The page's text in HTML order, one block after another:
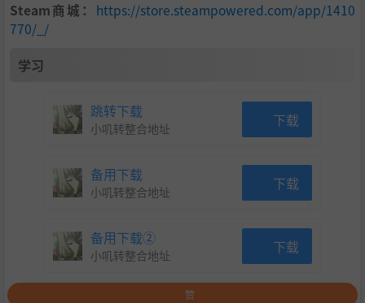
Steam商城： https://store.steampowered.com/app/1410
770/_/
学习
跳转下载
小叽转整合地址 下载
备用下载
小叽转整合地址 下载
备用下载②
小叽转整合地址 下载
赞